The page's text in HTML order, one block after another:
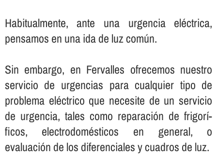
Habitualmente, ante una urgencia eléctrica,
pensamos en una ida de luz común.
Sin embargo, en Fervalles ofrecemos nuestro
servicio de urgencias para cualquier tipo de
problema eléctrico que necesite de un servicio
de urgencia, tales como reparación de frigorí­
ficos, electrodomésticos en general, o
evaluación de los diferenciales y cuadros de luz.